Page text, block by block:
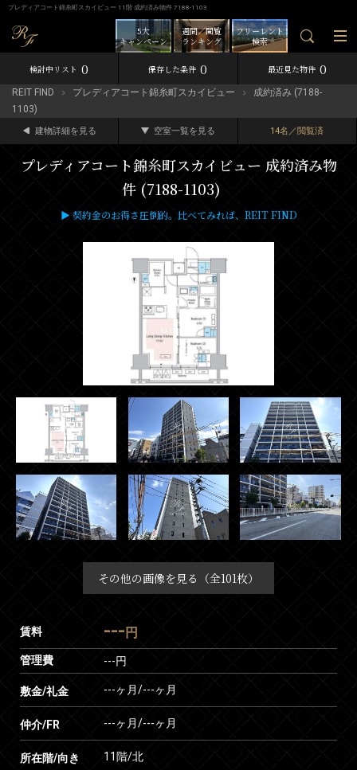
プレディアコート錦糸町スカイビュー 11階 成約済み物件 7188-1103
フリーレント
検索
週間／閲覧
ランキング
5大
キャンペーン
検討中リスト 0 保存した条件 0 最近見た物件 0
REIT FIND プレディアコート錦糸町スカイビュー
成約済み (7188-
1103)
建物詳細を見る 空室一覧を見る 14名／閲覧済
プレディアコート錦糸町スカイビュー 成約済み物
件 (7188-1103)
▶ 契約金のお得さ圧倒的。比べてみれば、REIT FIND
その他の画像を見る（全101枚）
賃料 --- 円
管理費 ---円
敷金/礼金 ---ヶ月/---ヶ月
仲介/FR ---ヶ月/---ヶ月
所在階/向き 11階/北